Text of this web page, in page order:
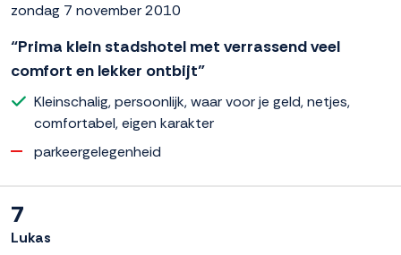
zondag 7 november 2010
“Prima klein stadshotel met verrassend veel
comfort en lekker ontbijt”
Kleinschalig, persoonlijk, waar voor je geld, netjes,
comfortabel, eigen karakter
parkeergelegenheid
7
Lukas